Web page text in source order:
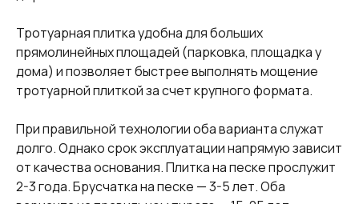
Тротуарная плитка удобна для больших
прямолинейных площадей (парковка, площадка у
дома) и позволяет быстрее выполнять мощение
тротуарной плиткой за счет крупного формата.
При правильной технологии оба варианта служат
долго. Однако срок эксплуатации напрямую зависит
от качества основания. Плитка на песке прослужит
2-3 года. Брусчатка на песке — 3-5 лет. Оба